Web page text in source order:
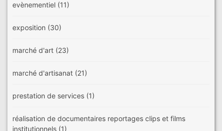
evènementiel (11)
exposition (30)
marché d'art (23)
marché d'artisanat (21)
prestation de services (1)
réalisation de documentaires reportages clips et films
institutionnels (1)